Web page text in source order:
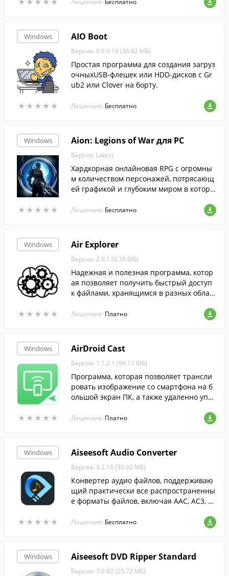
Лицензия: Бесплатно
Windows
★ ★ ★ ★ ★
★ ★ ★ ★ ★
AIO Boot
Версия: 0.9.9.19 (36.62 МБ)
Простая программа для создания загруз
очныхUSB-флешек или HDD-дисков с Gr
ub2 или Clover на борту.
Лицензия: Бесплатно
Windows
★ ★ ★ ★ ★
★ ★ ★ ★ ★
Aion: Legions of War для PC
Версия: Latest
Хардкорная онлайновая RPG с огромны
м количеством персонажей, потрясающ
ей графикой и глубоким миром в которо
нные истории.
Лицензия: Бесплатно
Windows
★ ★ ★ ★ ★
★ ★ ★ ★ ★
Air Explorer
Версия: 2.9.1 (0.39 МБ)
Надежная и полезная программа, котор
ая позволяет получить быстрый доступ
к файлами, хранящимся в разных облач
о в другое.
Лицензия: Платно
Windows
★ ★ ★ ★ ★
★ ★ ★ ★ ★
AirDroid Cast
Версия: 1.1.2.1 (96.11 МБ)
Программа, которая позволяет трансли
ровать изображение со смартфона на б
ольшой экран ПК, а также удаленно упр
рекрасно подходит для личного и корпо
Лицензия: Платно
Windows
★ ★ ★ ★ ★
★ ★ ★ ★ ★
Aiseesoft Audio Converter
Версия: 9.2.16 (39.92 МБ)
Конвертер аудио файлов, поддерживаю
щий практически все распространенны
е форматы файлов, включая AAC, AC3, AI
т.д.
Лицензия: Бесплатно
Windows Aiseesoft DVD Ripper Standard
Версия: 7.0.82 (25.72 МБ)